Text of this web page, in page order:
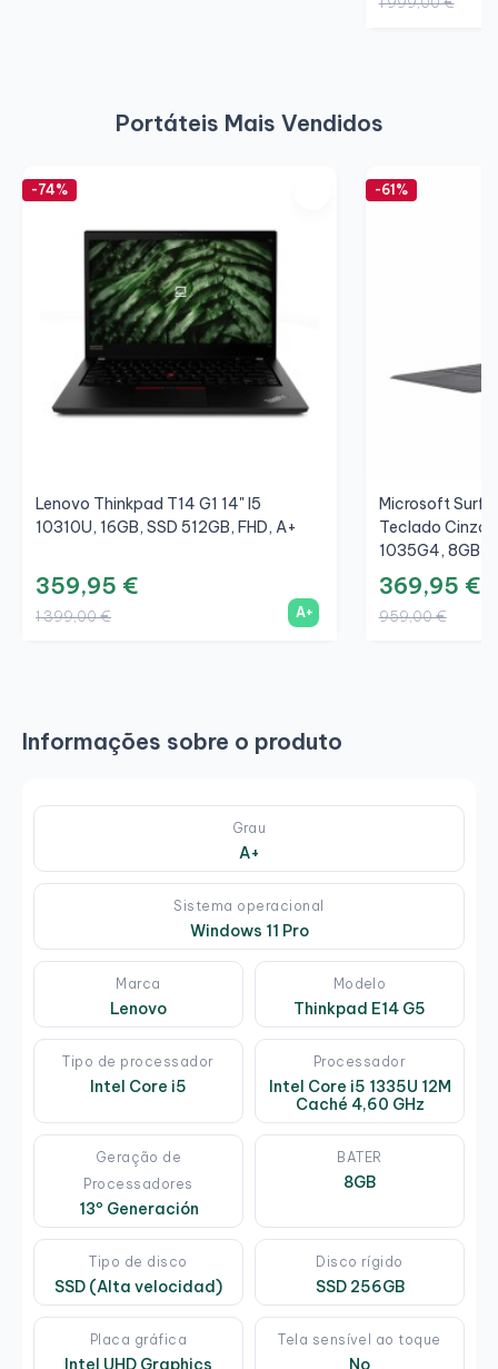
Portáteis Mais Vendidos
-74%
Lenovo Thinkpad T14 G1 14" I5
10310U, 16GB, SSD 512GB, FHD, A+
359,95 €
1 399,00 € A+
-61%
Microsoft
Teclado Cinza/
1035G4, 8GB,
369,95 €
959,00 €
Informações sobre o produto
Grau
A+
Sistema operacional
Windows 11 Pro
Marca
Lenovo
Modelo
Thinkpad E14 G5
Tipo de processador
Intel Core i5
Processador
Intel Core i5 1335U 12M
Caché 4,60 GHz
Geração de
Processadores
13º Generación
BATER
8GB
Tipo de disco
SSD (Alta velocidad)
Disco rígido
SSD 256GB
Placa gráfica
Intel UHD Graphics
Tela sensível ao toque
No